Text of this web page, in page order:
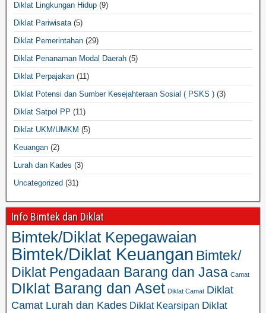
Diklat Lingkungan Hidup (9)
Diklat Pariwisata(5)
Diklat Pemerintahan (29)
Diklat Penanaman Modal Daerah (5)
Diklat Perpajakan (11)
Diklat Potensi dan Sumber Kesejahteraan Sosial ( PSKS ) (3)
Diklat Satpol PP (11)
Diklat UKM/UMKM (5)
Keuangan (2)
Lurah dan Kades (3)
Uncategorized (31)
Info Bimtek dan Diklat
Bimtek/Diklat Kepegawaian
Bimtek/Diklat Keuangan Bimtek/
Diklat Pengadaan Barang dan Jasa Camat
DIklat Barang dan Aset Diklat Camat Diklat
Camat Lurah dan Kades Diklat Kearsipan Diklat